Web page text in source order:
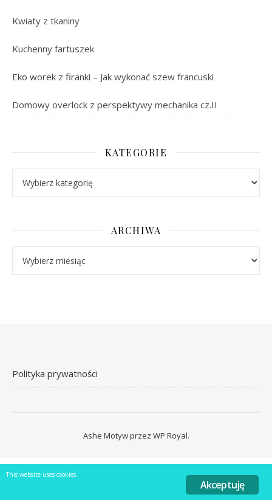
Kwiaty z tkaniny
Kuchenny fartuszek
Eko worek z firanki – Jak wykonać szew francuski
Domowy overlock z perspektywy mechanika cz.II
KATEGORIE
ARCHIWA
Polityka prywatności
Ashe Motyw przez WP Royal.
Akceptuję
This website uses cookies.